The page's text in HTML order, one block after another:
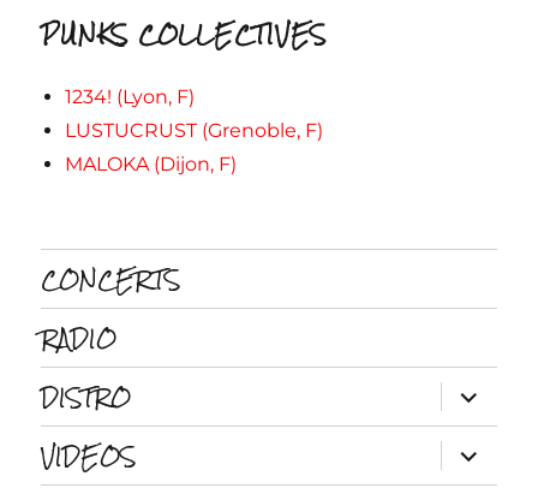
PUNKS COLLECTIVES
1234! (Lyon, F)
LUSTUCRUST (Grenoble, F)
MALOKA (Dijon, F)
CONCERTS
RADIO
DISTRO
ouvrir
le
sous-
menu
VIDEOS ouvrir
le
sous-